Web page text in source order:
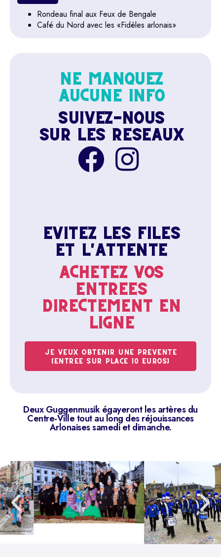
Rondeau final aux Feux de Bengale
Café du Nord avec les «Fidèles arlonais»
NE MANQUEZ
AUCUNE INFO
SUIVEZ-NOUS
SUR LES RÉSEAUX
EVITEZ LES FILES
ET L'ATTENTE
ACHETEZ VOS
ENTRÉES
DIRECTEMENT EN
LIGNE
JE VEUX OBTENIR UNE PREVENTE
(ENTREE SUR PLACE 10 EUROS)
Deux Guggenmusik égayeront les artères du
Centre-Ville tout au long des réjouissances
Arlonaises samedi et dimanche.